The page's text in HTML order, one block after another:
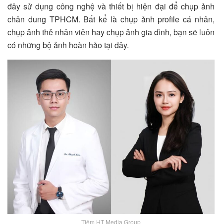
đây sử dụng công nghệ và thiết bị hiện đại để chụp ảnh
chân dung TPHCM. Bất kể là chụp ảnh profile cá nhân,
chụp ảnh thẻ nhân viên hay chụp ảnh gia đình, bạn sẽ luôn
có những bộ ảnh hoàn hảo tại đây.
Tiệm HT Media Group